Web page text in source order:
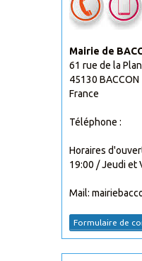
Mairie de
61 rue de la
45130 BACCON
France
Téléphone :
Horaires
19:00 / Jeudi et
Mail:
Formulaire de